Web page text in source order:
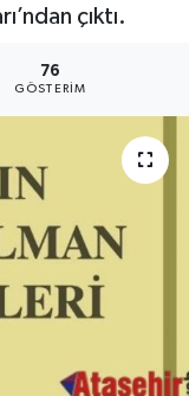
çıktı.
76
GÖSTERIM